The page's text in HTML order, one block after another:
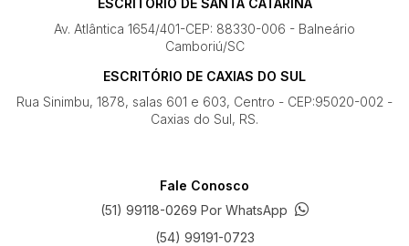
ESCRITÓRIO DE SANTA CATARINA
Av. Atlântica 1654/401-CEP: 88330-006 - Balneário
Camboriú/SC
ESCRITÓRIO DE CAXIAS DO SUL
Rua Sinimbu, 1878, salas 601 e 603, Centro - CEP:95020-002 -
Caxias do Sul, RS.
Fale Conosco
(51) 99118-0269 Por WhatsApp
(54) 99191-0723